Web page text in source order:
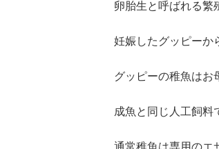
卵胎生と呼ばれる繁
妊娠したグッピーか
グッピーの稚魚はお
成魚と同じ人工飼料